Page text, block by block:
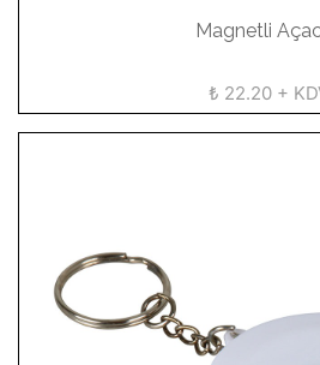
Magnetli
₺ 22.20 +